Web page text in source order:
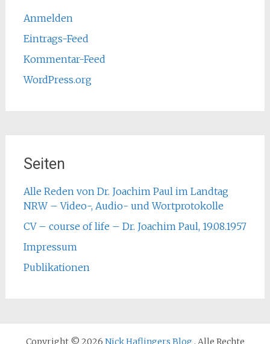
Anmelden
Eintrags-Feed
Kommentar-Feed
WordPress.org
Seiten
Alle Reden von Dr. Joachim Paul im Landtag
NRW – Video-, Audio- und Wortprotokolle
CV – course of life – Dr. Joachim Paul, 19.08.1957
Impressum
Publikationen
Copyright © 2026 Nick Haflingers Blog . Alle Rechte